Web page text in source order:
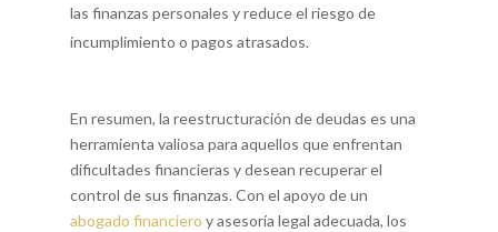
las finanzas personales y reduce el riesgo de
incumplimiento o pagos atrasados.
En resumen, la reestructuración de deudas es una
herramienta valiosa para aquellos que enfrentan
dificultades financieras y desean recuperar el
control de sus finanzas. Con el apoyo de un
abogado financiero y asesoría legal adecuada, los